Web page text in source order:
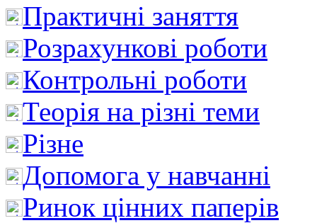
Практичні заняття
Розрахункові роботи
Контрольні роботи
Теорія на різні теми
Різне
Допомога у навчанні
Ринок цінних паперів